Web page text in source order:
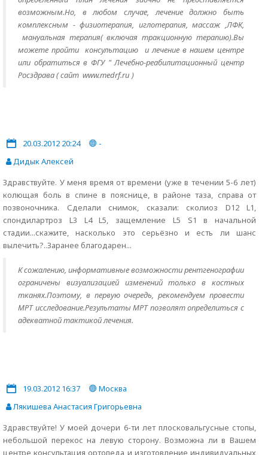
возможным.Но, в любом случае, лечение должно быть
комплексным - физиотерапия, иглотерапия, массаж ,ЛФК,
мануальная терапия( включая тракционную терапию).Вы
можете пройти консультацию и лечение в нашем центре
или обратиться в ФГУ " Лечебно-реабилитационный центр
Росздрава ( сайт www.medrf.ru )
20.03.2012 20:24
-
Дидык Алексей
Здравствуйте. У меня время от времени (уже в течении 5-6 лет)
колющая боль в спине в пояснице, в районе таза, справа от
позвоночника. Сделали снимок, сказали: сколиоз D12 L1,
спондилартроз L3 L4 L5, защемление L5 S1 в начальной
стадии...скажите, насколько это серьёзно и есть ли шанс
вылечить?..Заранее благодарен...
К сожалению, информативные возможности рентгенографии
ограничены визуализацией изменений только в костных
тканях.Поэтому, в первую очередь, рекомендуем провести
МРТ исследование.Результаты МРТ позволят определиться с
адекватной тактикой лечения.
19.03.2012 16:37
Москва
Лякишева Анастасия Григорьевна
Здравствуйте! У моей дочери 6-ти лет плосковальгусные стопы,
небольшой перекос на левую сторону. Возможна ли в Вашем
центре консультация ортопеда и изготовление индивидуальных